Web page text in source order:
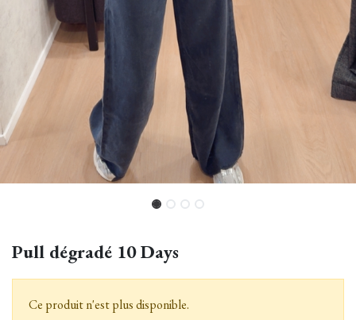
Pull dégradé 10 Days
Ce produit n'est plus disponible.